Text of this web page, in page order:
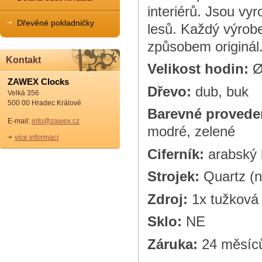
interiérů. Jsou
lesů. Každý
způsobem
Velikost hodin:
Dřevo: dub, buk
Barevné
modré, zelené
Ciferník: arabský
Strojek: Quartz
Zdroj: 1x
Sklo: NE
Záruka: 24
Dřevěné pokladničky
Kontakt
ZAWEX Clocks
Velká 356
500 00 Hradec Králové
E-mail: info@zawex.cz
více informací